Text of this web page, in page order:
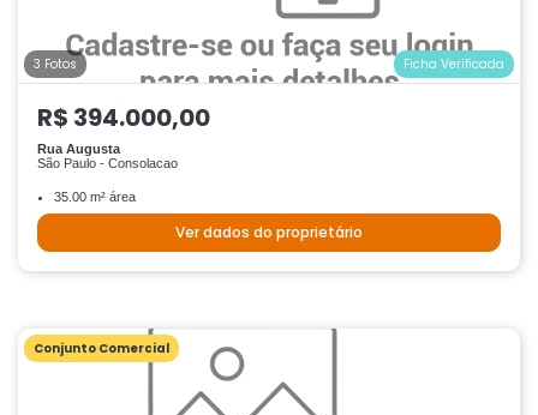
3 Fotos Ficha Verificada
R$ 394.000,00
Rua Augusta
São Paulo - Consolacao
35.00 m² área
Ver dados do proprietário
Conjunto Comercial